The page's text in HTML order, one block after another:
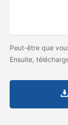
Peut-être que
Ensuite,